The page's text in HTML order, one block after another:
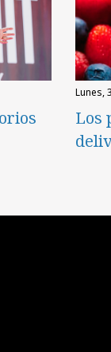
lunes,
Los